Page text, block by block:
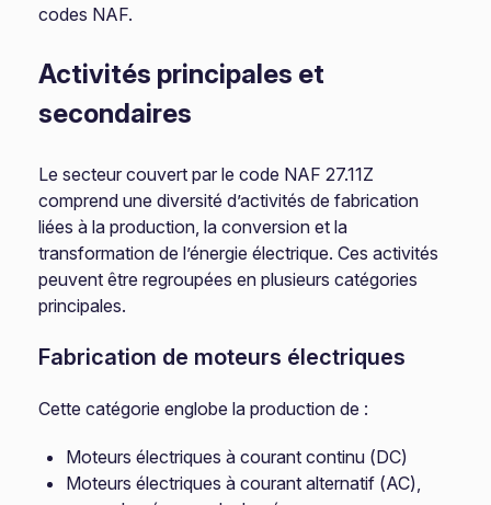
codes NAF.
Activités principales et
secondaires
Le secteur couvert par le code NAF 27.11Z
comprend une diversité d’activités de fabrication
liées à la production, la conversion et la
transformation de l’énergie électrique. Ces activités
peuvent être regroupées en plusieurs catégories
principales.
Fabrication de moteurs électriques
Cette catégorie englobe la production de :
Moteurs électriques à courant continu (DC)
Moteurs électriques à courant alternatif (AC),